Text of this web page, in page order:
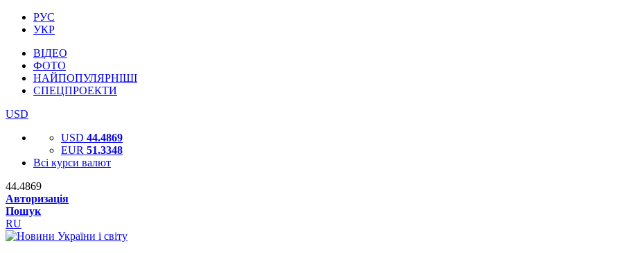
РУС
УКР
ВІДЕО
ФОТО
НАЙПОПУЛЯРНІШІ
СПЕЦПРОЕКТИ
USD
USD 44.4869
EUR 51.3348
Всі курси валют
44.4869
Авторизація
Пошук
RU